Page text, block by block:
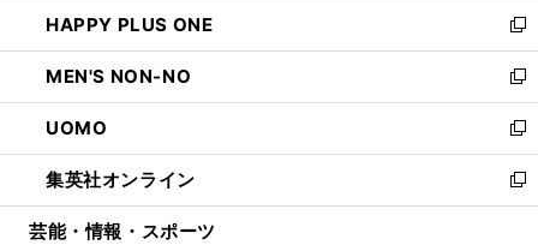
く
で
開
く
ド
ウ
で
開
く
ィ
ン
ド
ウ
で
開
く
い
ウ
ィ
ン
ド
ウ
で
開
HAPPY PLUS ONE
新
し
い
ウ
ィ
ン
ド
ウ
MEN'S NON-NO
新
し
い
ウ
ィ
ン
UOMO
新
し
い
ウ
集英社オンライン
新
し
芸能・情報・スポーツ